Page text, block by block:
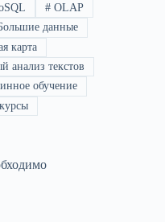
# OLAP
данные
карта
анализ текстов
обучение